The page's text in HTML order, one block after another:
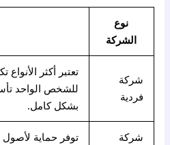
نوع
الشركة
شركة
فردية
تعتبر أكثر
للشخص الواحد
بشكل كامل.
شركة
توفر حماية